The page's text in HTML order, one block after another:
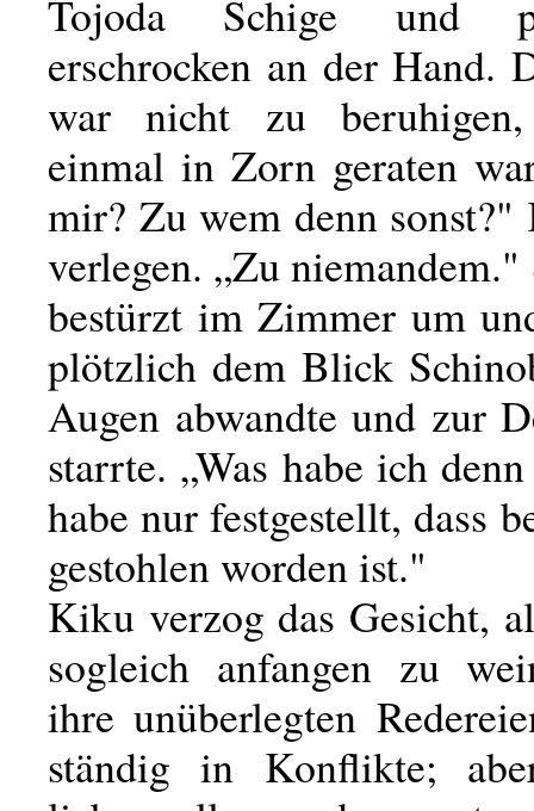
Tojoda Schige und
erschrocken an der Hand.
war nicht zu
einmal in Zorn geraten
mir? Zu wem denn
verlegen. „Zu niemandem."
bestürzt im Zimmer um
plötzlich dem Blick
Augen abwandte und zur
starrte. „Was habe ich
habe nur festgestellt, dass
gestohlen worden ist."
Kiku verzog das Gesicht,
sogleich anfangen zu
ihre unüberlegten
ständig in Konflikte;